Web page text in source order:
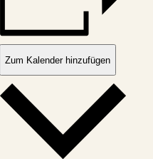
Zum Kalender hinzufügen